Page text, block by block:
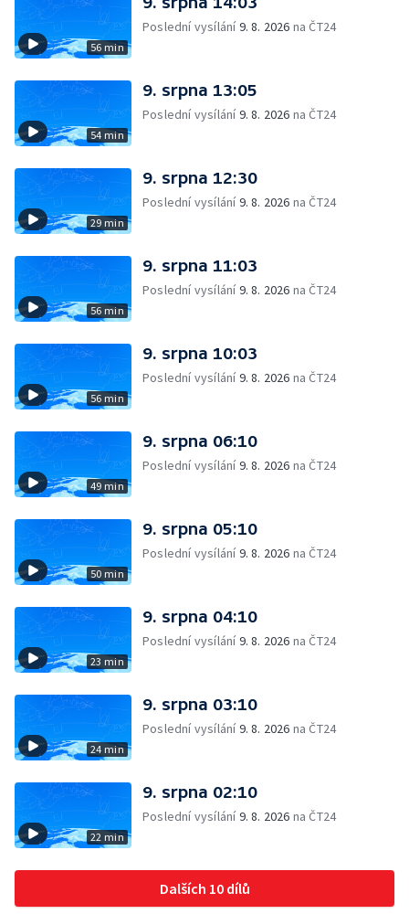
56 min
Poslední vysílání9. 8. 2026 na ČT24
54 min
9. srpna 13:05
Poslední vysílání9. 8. 2026 na ČT24
29 min
9. srpna 12:30
Poslední vysílání9. 8. 2026 na ČT24
56 min
9. srpna 11:03
Poslední vysílání9. 8. 2026 na ČT24
56 min
9. srpna 10:03
Poslední vysílání9. 8. 2026 na ČT24
49 min
9. srpna 06:10
Poslední vysílání9. 8. 2026 na ČT24
50 min
9. srpna 05:10
Poslední vysílání9. 8. 2026 na ČT24
23 min
9. srpna 04:10
Poslední vysílání9. 8. 2026 na ČT24
24 min
9. srpna 03:10
Poslední vysílání9. 8. 2026 na ČT24
22 min
9. srpna 02:10
Poslední vysílání9. 8. 2026 na ČT24
Dalších 10 dílů